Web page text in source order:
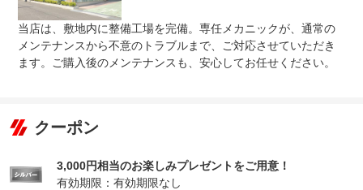
法定整備
整備付 法定12ヶ月または法定24ヶ月点検整備付
※車検なし・車検整備付の場合は法定24ヶ月点検整備付
※商用車は6ヶ月または12ヶ月点検整備付
納車整備費用は車両本体価格に含まれております。車検整
当店は、敷地内に整備工場を完備。専任メカニックが、通常の
メンテナンスから不意のトラブルまで、ご対応させていただき
ます。ご購入後のメンテナンスも、安心してお任せください。
クーポン
3,000円相当のお楽しみプレゼントをご用意！
有効期限：有効期限なし